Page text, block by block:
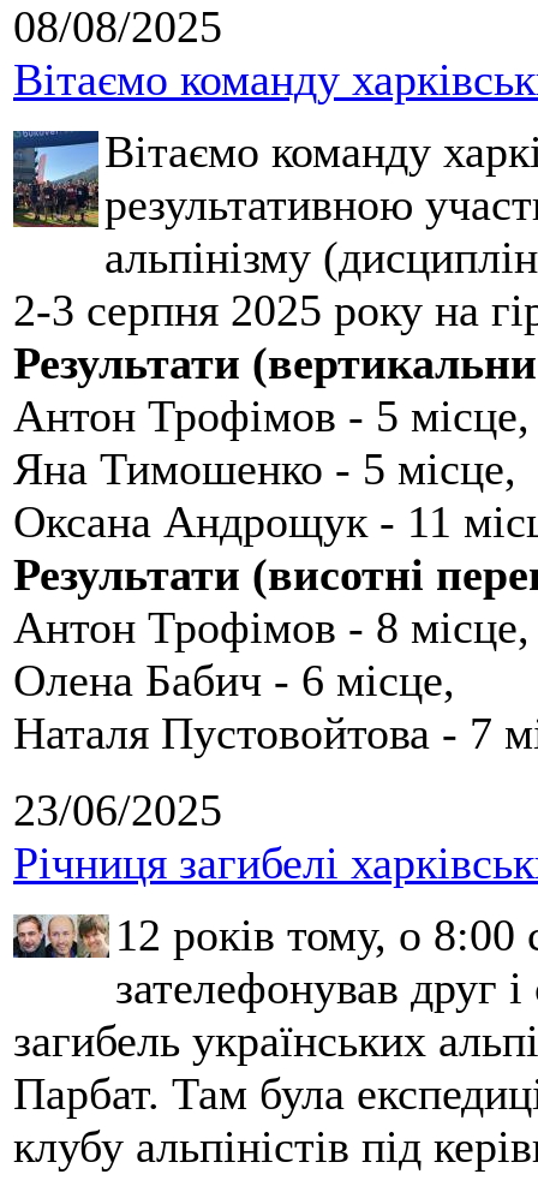
08/08/2025
Вітаємо команду
Вітаємо команду
результативною
альпінізму
2-3 серпня 2025 року на
Результати
Антон Трофімов - 5 місце,
Яна Тимошенко - 5 місце,
Оксана Андрощук - 11
Результати (висотні
Антон Трофімов - 8 місце,
Олена Бабич - 6 місце,
Наталя Пустовойтова - 7
23/06/2025
Річниця загибелі
12 років тому, о 8:00
зателефонував друг
загибель українських
Парбат. Там була
клубу альпіністів під